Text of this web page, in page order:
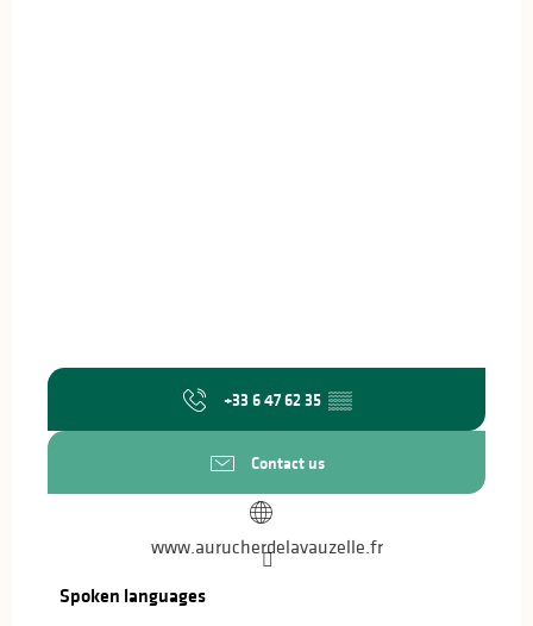
+33 6 47 62 35 ▒▒
Contact us
www.aurucherdelavauzelle.fr
Spoken languages
Spoken languages